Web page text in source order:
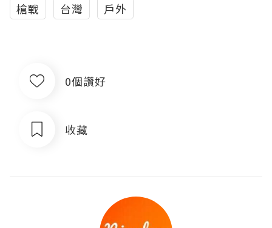
槍戰 台灣 戶外
0個讚好
收藏